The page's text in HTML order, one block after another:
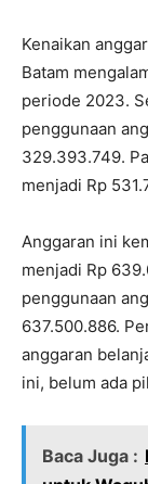
Kenaikan
Batam
periode 2023.
penggunaan
329.393.749.
menjadi Rp
Anggaran ini
menjadi Rp
penggunaan
637.500.886.
anggaran
ini, belum ada
Baca Juga :